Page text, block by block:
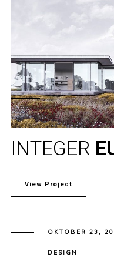
INTEGER
View Project
OKTOBER 23,
DESIGN